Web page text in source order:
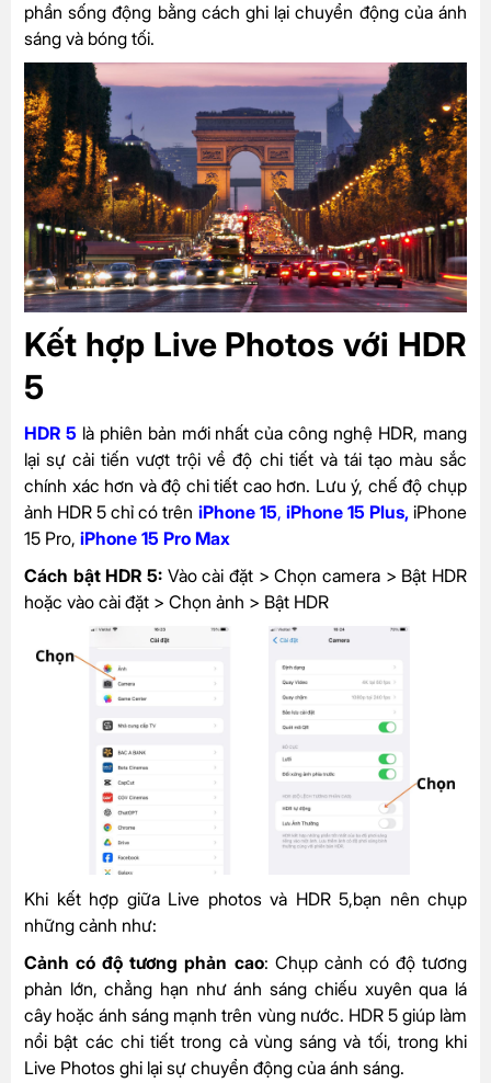
phần sống động bằng cách ghi lại chuyển động của ánh
sáng và bóng tối.
Kết hợp Live Photos với HDR
5
HDR 5 là phiên bản mới nhất của công nghệ HDR, mang
lại sự cải tiến vượt trội về độ chi tiết và tái tạo màu sắc
chính xác hơn và độ chi tiết cao hơn. Lưu ý, chế độ chụp
ảnh HDR 5 chỉ có trên iPhone 15, iPhone 15 Plus, iPhone
15 Pro, iPhone 15 Pro Max
Cách bật HDR 5: Vào cài đặt > Chọn camera > Bật HDR
hoặc vào cài đặt > Chọn ảnh > Bật HDR
Khi kết hợp giữa Live photos và HDR 5,bạn nên chụp
những cảnh như:
Cảnh có độ tương phản cao: Chụp cảnh có độ tương
phản lớn, chẳng hạn như ánh sáng chiếu xuyên qua lá
cây hoặc ánh sáng mạnh trên vùng nước. HDR 5 giúp làm
nổi bật các chi tiết trong cả vùng sáng và tối, trong khi
Live Photos ghi lại sự chuyển động của ánh sáng.